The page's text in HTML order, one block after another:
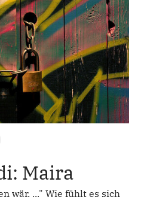
Maira
wär, ..." Wie fühlt es sich